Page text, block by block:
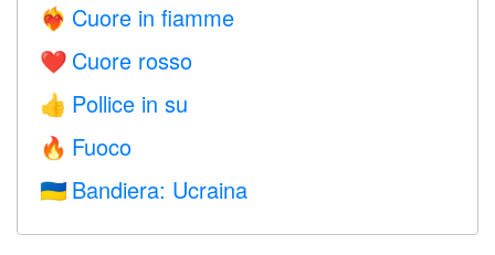
❤️‍🔥 Cuore in fiamme
❤️ Cuore rosso
👍 Pollice in su
🔥 Fuoco
🇺🇦 Bandiera: Ucraina